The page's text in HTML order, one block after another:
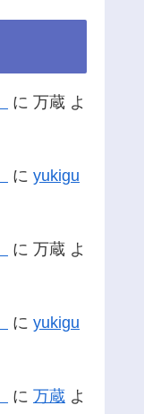
に 万蔵 よ
に yukigu
に 万蔵 よ
に yukigu
に 万蔵 よ